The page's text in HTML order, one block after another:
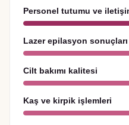
Personel tutumu ve
Lazer epilasyon sonuçları
Cilt bakımı kalitesi
Kaş ve kirpik işlemleri